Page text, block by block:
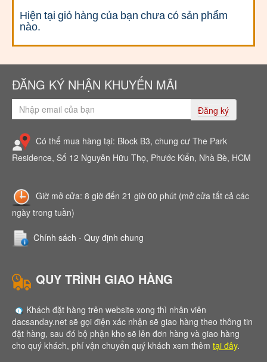
Hiện tại giỏ hàng của bạn chưa có sản phẩm
nào.
ĐĂNG KÝ NHẬN KHUYẾN MÃI
Đăng ký
Có thể mua hàng tại: Block B3, chung cư The Park
Residence, Số 12 Nguyễn Hữu Thọ, Phước Kiển, Nhà Bè, HCM
Giờ mở cửa: 8 giờ đến 21 giờ 00 phút (mở cửa tất cả các
ngày trong tuần)
Chính sách - Quy định chung
QUY TRÌNH GIAO HÀNG
Khách đặt hàng trên website xong thì nhân viên
dacsanday.net sẽ gọi điện xác nhận sẽ giao hàng theo thông tin
đặt hàng, sau đó bộ phận kho sẽ lên đơn hàng và giao hàng
cho quý khách, phí vận chuyển quý khách xem thêm tại đây.